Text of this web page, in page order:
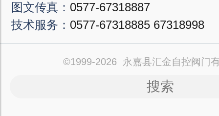
图文传真： 0577-67318887
技术服务： 0577-67318885 67318998
©1999-2026 永嘉县汇金自控阀门